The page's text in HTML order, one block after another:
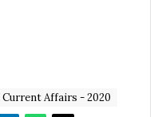
Affairs - 2020